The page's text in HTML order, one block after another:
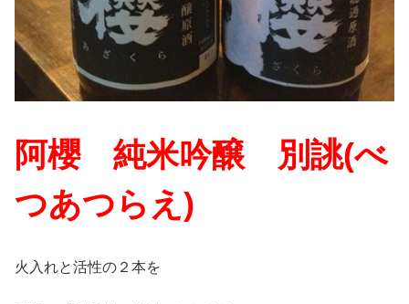
阿櫻 純米吟醸 別誂(べ
つあつらえ)
火入れと活性の２本を